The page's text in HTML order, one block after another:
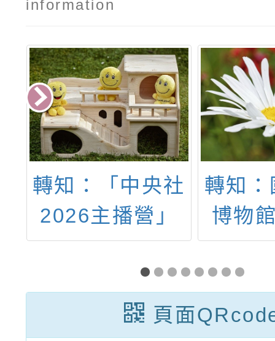
information
「中央社
主播營」
轉知：國家人
博物館「2026
年人權講座」
場講座資訊
頁面